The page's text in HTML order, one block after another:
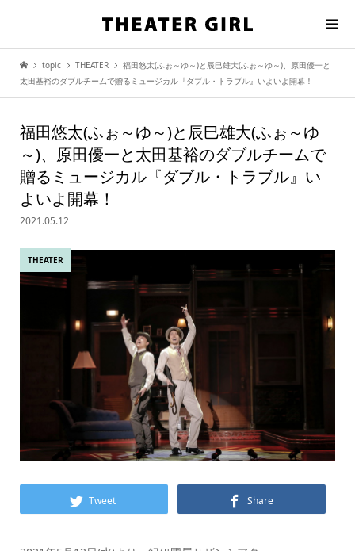
topic THEATER
福田悠太(ふぉ～ゆ～)と辰巳雄大(ふぉ～ゆ～)、原田優一と
太田基裕のダブルチームで贈るミュージカル『ダブル・トラブル』いよいよ開幕！
福田悠太(ふぉ～ゆ～)と辰巳雄大(ふぉ～ゆ
～)、原田優一と太田基裕のダブルチームで
贈るミュージカル『ダブル・トラブル』い
よいよ開幕！
2021.05.12
THEATER
Tweet Share